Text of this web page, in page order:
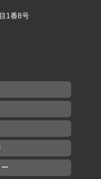
1番8号